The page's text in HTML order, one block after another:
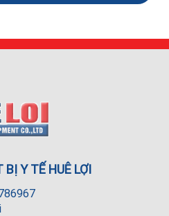
Y TẾ HUÊ LỢI